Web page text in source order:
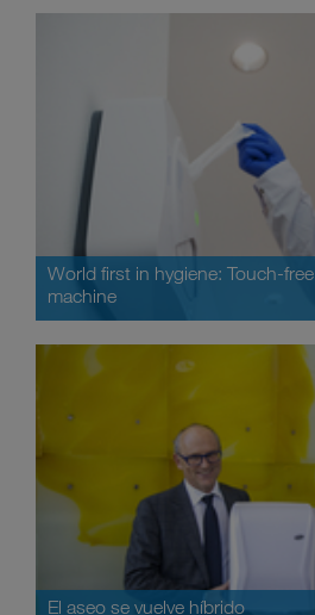
World first in hygiene: Touch-
machine
El aseo se vuelve híbrido